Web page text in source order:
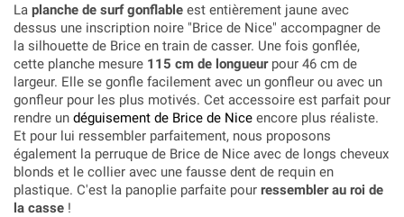
La planche de surf gonflable est entièrement jaune avec
dessus une inscription noire "Brice de Nice" accompagner de
la silhouette de Brice en train de casser. Une fois gonflée,
cette planche mesure 115 cm de longueurpour 46 cm de
largeur. Elle se gonfle facilement avec un gonfleur ou avec un
gonfleur pour les plus motivés. Cet accessoire est parfait pour
rendre un déguisement de Brice de Nice encore plus réaliste.
Et pour lui ressembler parfaitement, nous proposons
également la perruque de Brice de Nice avec de longs cheveux
blonds et le collier avec une fausse dent de requin en
plastique. C'est la panoplie parfaite pour ressembler au roi de
la casse !